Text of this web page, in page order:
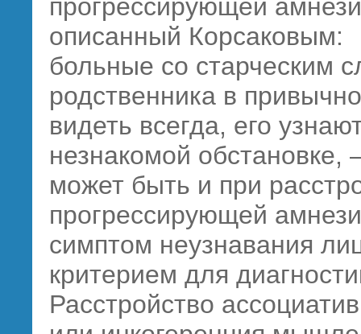
прогрессирующей
описанный Корсаковым:
больные со старческим
родственника в
видеть всегда, его
незнакомой
может быть и при
прогрессирующей
симптом неузнавания
критерием для
Расстройство